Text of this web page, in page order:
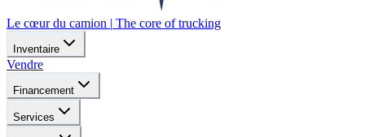
Le cœur du camion | The core of trucking
Inventaire
Vendre
Financement
Services